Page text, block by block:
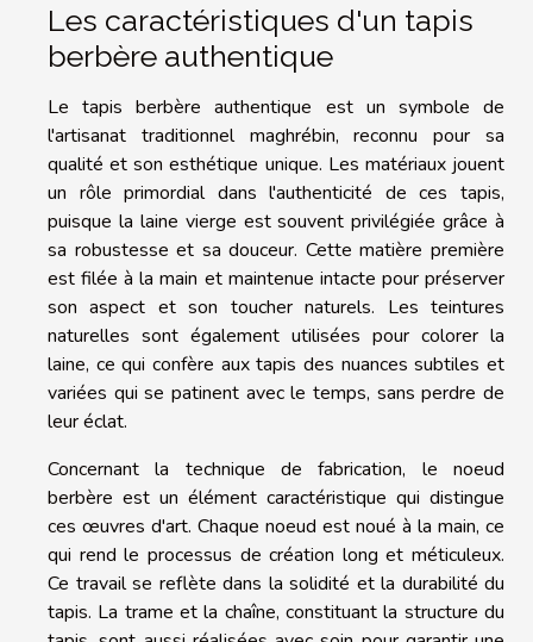
Les caractéristiques d'un tapis
berbère authentique
Le tapis berbère authentique est un symbole de
l'artisanat traditionnel maghrébin, reconnu pour sa
qualité et son esthétique unique. Les matériaux jouent
un rôle primordial dans l'authenticité de ces tapis,
puisque la laine vierge est souvent privilégiée grâce à
sa robustesse et sa douceur. Cette matière première
est filée à la main et maintenue intacte pour préserver
son aspect et son toucher naturels. Les teintures
naturelles sont également utilisées pour colorer la
laine, ce qui confère aux tapis des nuances subtiles et
variées qui se patinent avec le temps, sans perdre de
leur éclat.
Concernant la technique de fabrication, le noeud
berbère est un élément caractéristique qui distingue
ces œuvres d'art. Chaque noeud est noué à la main, ce
qui rend le processus de création long et méticuleux.
Ce travail se reflète dans la solidité et la durabilité du
tapis. La trame et la chaîne, constituant la structure du